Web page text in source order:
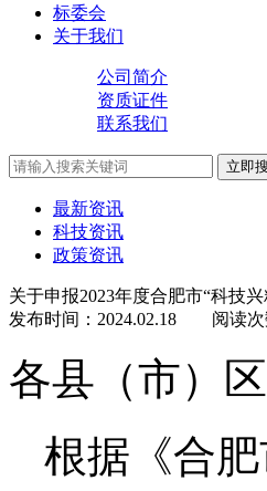
标委会
关于我们
公司简介
资质证件
联系我们
立即
最新资讯
科技资讯
政策资讯
关于申报2023年度合肥市“科技
发布时间： 2024.02.18 阅读次
各县（市）
根据《合